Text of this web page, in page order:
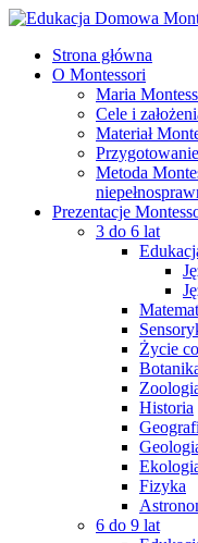
Strona główna
O Montessori
Maria
Cele i
Materiał
Metoda
Prezentacje
3 do 6 lat
Życie
Historia
Fizyka
6 do 9 lat